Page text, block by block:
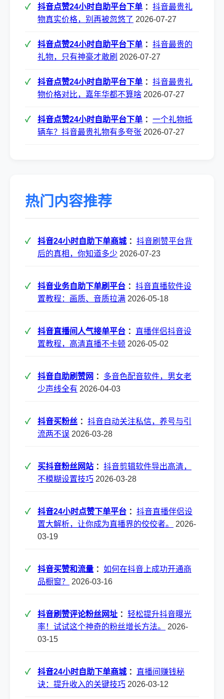
抖音点赞24小时自助平台下单 ： 抖音最贵礼
物真实价格，别再被忽悠了 2026-07-27
抖音点赞24小时自助平台下单 ： 抖音最贵的
礼物，只有神豪才敢刷 2026-07-27
抖音点赞24小时自助平台下单 ： 抖音最贵礼
物价格对比，嘉年华都不算啥 2026-07-27
抖音点赞24小时自助平台下单 ： 一个礼物抵
辆车？抖音最贵礼物有多夸张 2026-07-27
热门内容推荐
抖音24小时自助下单商城： 抖音刷赞平台背
后的真相，你知道多少 2026-07-23
抖音业务自助下单刷平台 ： 抖音直播软件设
置教程：画质、音质拉满 2026-05-18
抖音直播间人气接单平台 ： 直播伴侣抖音设
置教程，高清直播不卡顿 2026-05-02
抖音自助刷赞网 ： 多音色配音软件，男女老
少声线全有 2026-04-03
抖音买粉丝 ： 抖音自动关注私信，养号与引
流两不误 2026-03-28
买抖音粉丝网站 ： 抖音剪辑软件导出高清，
不模糊设置技巧 2026-03-28
抖音24小时点赞下单平台 ： 抖音直播伴侣设
置大解析，让你成为直播界的佼佼者。
2026-
03-19
抖音买赞和流量 ： 如何在抖音上成功开通商
品橱窗？
2026-03-16
抖音刷赞评论粉丝网址 ： 轻松提升抖音曝光
率！试试这个神奇的粉丝增长方法。
2026-
03-15
抖音24小时自助下单商城： 直播间赚钱秘
诀：提升收入的关键技巧 2026-03-12